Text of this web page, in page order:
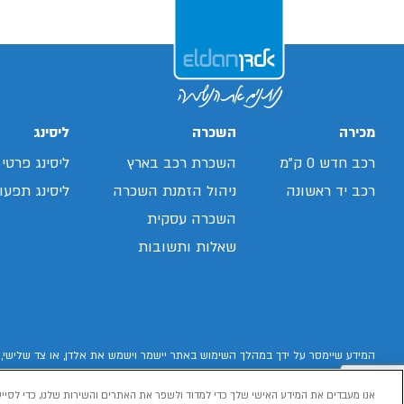
מכירה
רכב חדש 0 ק"מ
רכב יד ראשונה
השכרה
השכרת רכב בארץ
ניהול הזמנת השכרה
השכרה עסקית
שאלות ותשובות
ליסינג
ליסינג פרטי
ליסינג
המידע שיימסר על ידך במהלך השימוש באתר יישמר וישמש את אלדן, או צד
אנו מעבדים את המידע האישי שלך כדי למדוד ולשפר את האתרים והשירות שלנו, כדי